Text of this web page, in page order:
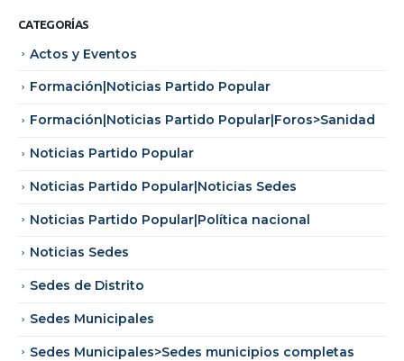
CATEGORÍAS
Actos y Eventos
Formación|Noticias Partido Popular
Formación|Noticias Partido Popular|Foros>Sanidad
Noticias Partido Popular
Noticias Partido Popular|Noticias Sedes
Noticias Partido Popular|Política nacional
Noticias Sedes
Sedes de Distrito
Sedes Municipales
Sedes Municipales>Sedes municipios completas